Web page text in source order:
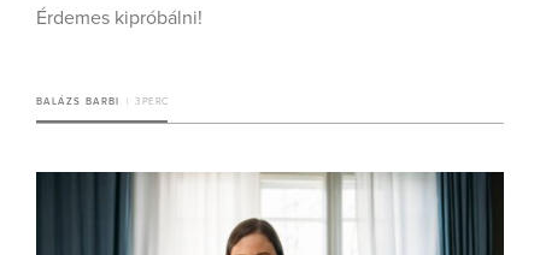
Érdemes kipróbálni!
BALÁZS BARBI 3 PERC